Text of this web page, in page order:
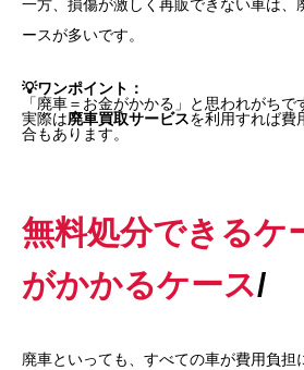
一方、損傷が激しく再販できない車は、
ースが多いです。
💡ワンポイント：
「廃車＝お金がかかる」と思われがちで
実際は廃車買取サービスを利用すれば費
合もあります。
無料処分できるケ
がかかるケース/
廃車といっても、すべての車が費用負担